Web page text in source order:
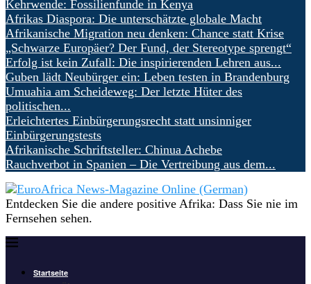
Kehrwende: Fossilienfunde in Kenya
Afrikas Diaspora: Die unterschätzte globale Macht
Afrikanische Migration neu denken: Chance statt Krise
„Schwarze Europäer? Der Fund, der Stereotype sprengt“
Erfolg ist kein Zufall: Die inspirierenden Lehren aus...
Guben lädt Neubürger ein: Leben testen in Brandenburg
Umuahia am Scheideweg: Der letzte Hüter des
politischen...
Erleichtertes Einbürgerungsrecht statt unsinniger
Einbürgerungstests
Afrikanische Schriftsteller: Chinua Achebe
Rauchverbot in Spanien – Die Vertreibung aus dem...
Entdecken Sie die andere positive Afrika: Dass Sie nie im
Fernsehen sehen.
Startseite